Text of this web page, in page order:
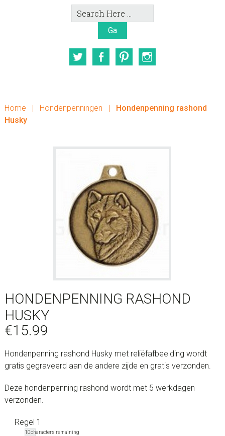
Search
Here
TwitterFacebookPinterest
Home | Hondenpenningen |
Hondenpenning rashond
Husky
HONDENPENNING RASHOND
HUSKY
€15.99
Hondenpenning rashond Husky met reliëfafbeelding wordt
gratis gegraveerd aan de andere zijde en gratis verzonden.
Deze hondenpenning rashond wordt met 5 werkdagen
verzonden.
Regel 1
10characters remaining